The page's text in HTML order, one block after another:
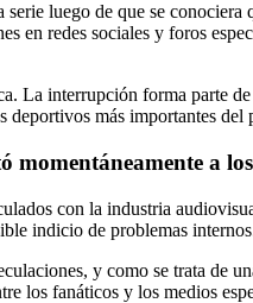
luego de que se
en redes sociales y foros
La interrupción forma parte
más importantes del
momentáneamente a
con la industria
indicio de problemas
y como se trata de
los fanáticos y los medios